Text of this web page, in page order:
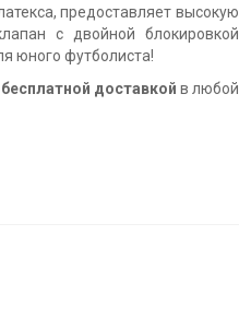
предоставляет высокую
с двойной блокировкой
юного футболиста!
бесплатной доставкой в любой